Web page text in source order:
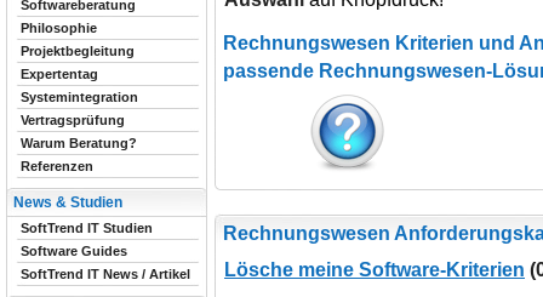
Rechnungswesen Kriterien und
passende Rechnungswesen-
Rechnungswesen
Lösche meine Software-Kriterien
Softwareberatung
Philosophie
Projektbegleitung
Expertentag
Systemintegration
Vertragsprüfung
Warum Beratung?
Referenzen
News & Studien
SoftTrend IT Studien
Software Guides
SoftTrend IT News / Artikel